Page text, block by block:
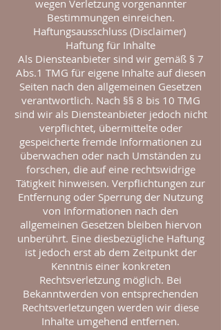
wegen Verletzung vorgenannter
Bestimmungen einreichen.
Haftungsausschluss (Disclaimer)
Haftung für Inhalte
Als Diensteanbieter sind wir gemäß § 7
Abs.1 TMG für eigene Inhalte auf diesen
Seiten nach den allgemeinen Gesetzen
verantwortlich. Nach §§ 8 bis 10 TMG
sind wir als Diensteanbieter jedoch nicht
verpflichtet, übermittelte oder
gespeicherte fremde Informationen zu
überwachen oder nach Umständen zu
forschen, die auf eine rechtswidrige
Tätigkeit hinweisen. Verpflichtungen zur
Entfernung oder Sperrung der Nutzung
von Informationen nach den
allgemeinen Gesetzen bleiben hiervon
unberührt. Eine diesbezügliche Haftung
ist jedoch erst ab dem Zeitpunkt der
Kenntnis einer konkreten
Rechtsverletzung möglich. Bei
Bekanntwerden von entsprechenden
Rechtsverletzungen werden wir diese
Inhalte umgehend entfernen.